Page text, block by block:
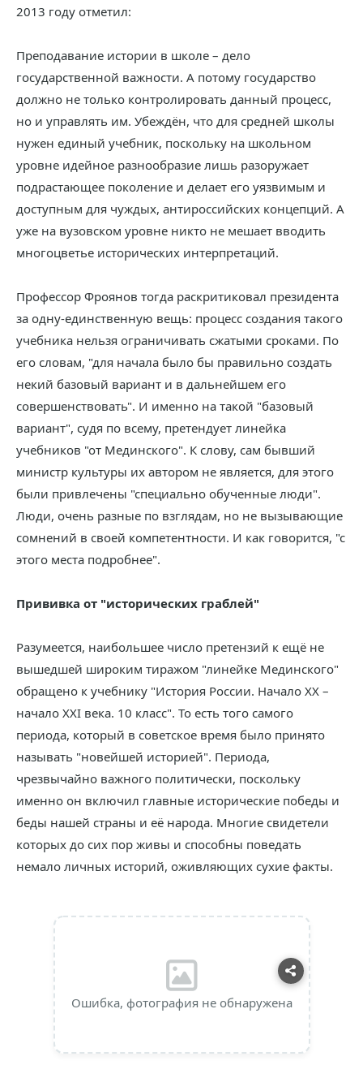
2013 году отметил:
Преподавание истории в школе – дело
государственной важности. А потому государство
должно не только контролировать данный процесс,
но и управлять им. Убеждён, что для средней школы
нужен единый учебник, поскольку на школьном
уровне идейное разнообразие лишь разоружает
подрастающее поколение и делает его уязвимым и
доступным для чуждых, антироссийских концепций. А
уже на вузовском уровне никто не мешает вводить
многоцветье исторических интерпретаций.
Профессор Фроянов тогда раскритиковал президента
за одну-единственную вещь: процесс создания такого
учебника нельзя ограничивать сжатыми сроками. По
его словам, "для начала было бы правильно создать
некий базовый вариант и в дальнейшем его
совершенствовать". И именно на такой "базовый
вариант", судя по всему, претендует линейка
учебников "от Мединского". К слову, сам бывший
министр культуры их автором не является, для этого
были привлечены "специально обученные люди".
Люди, очень разные по взглядам, но не вызывающие
сомнений в своей компетентности. И как говорится, "с
этого места подробнее".
Прививка от "исторических граблей"
Разумеется, наибольшее число претензий к ещё не
вышедшей широким тиражом "линейке Мединского"
обращено к учебнику "История России. Начало XX –
начало XXI века. 10 класс". То есть того самого
периода, который в советское время было принято
называть "новейшей историей". Периода,
чрезвычайно важного политически, поскольку
именно он включил главные исторические победы и
беды нашей страны и её народа. Многие свидетели
которых до сих пор живы и способны поведать
немало личных историй, оживляющих сухие факты.
Ошибка, фотография не обнаружена